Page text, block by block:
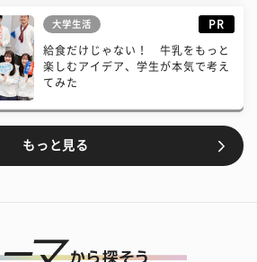
大学生活 PR
給食だけじゃない！ 牛乳をもっと
楽しむアイデア、学生が本気で考え
てみた
もっと見る